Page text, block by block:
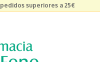
superiores a 25€